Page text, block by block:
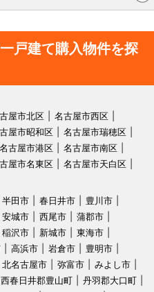
戸建て購入物件を探
屋市北区
名古屋市西区
屋市昭和区
名古屋市瑞穂区
名古屋市港区
名古屋市南区
屋市名東区
名古屋市天白区
半田市 春日井市
豊川市
安城市 西尾市
蒲郡市
稲沢市 新城市
東海市
高浜市 岩倉市
豊明市
北名古屋市 弥富市
みよし市
西春日井郡豊山町
丹羽郡大口町